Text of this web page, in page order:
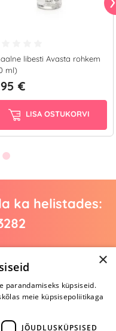
libesti Avasta rohkem
ml)
€
LISA OSTUKORVI
ka helistades:
pole
KINGITUS!
×
parandamiseks küpsiseid.
meie küpsisepoliitikaga
JÕUDLUSKÜPSISED